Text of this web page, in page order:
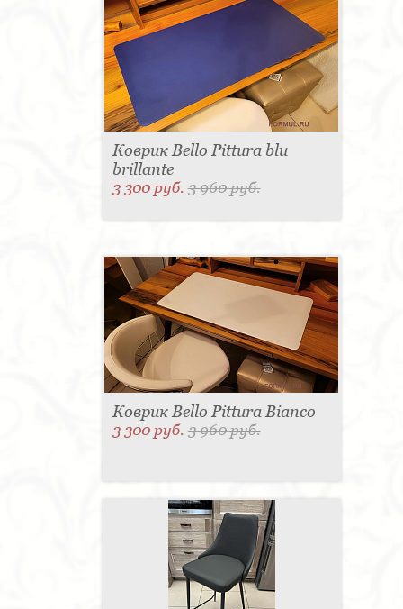
Коврик Bello Pittura blu
brillante
3 300 руб.3 960 руб.
Коврик Bello Pittura Bianco
3 300 руб.3 960 руб.